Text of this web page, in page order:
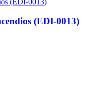
(EDI-0013)